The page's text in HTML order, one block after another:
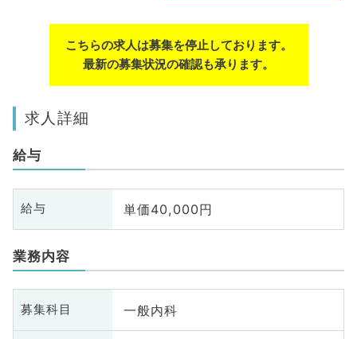
こちらの求人は募集を停止しております。
最新の募集状況の確認も承ります。
求人詳細
給与
給与 単価40,000円
業務内容
募集科目 一般内科